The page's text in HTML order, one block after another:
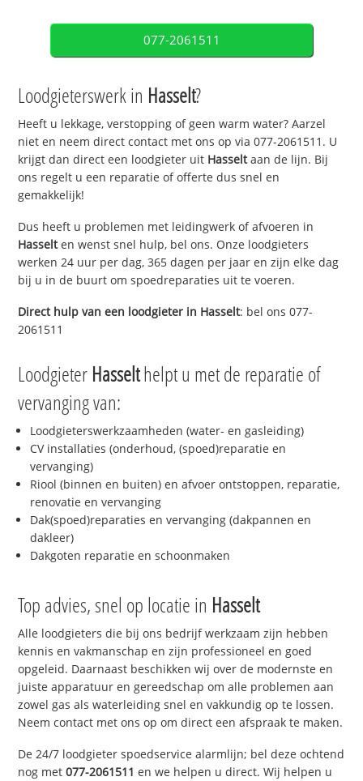
077-2061511
Loodgieterswerk in Hasselt?
Heeft u lekkage, verstopping of geen warm water? Aarzel
niet en neem direct contact met ons op via 077-2061511. U
krijgt dan direct een loodgieter uit Hasseltaan de lijn. Bij
ons regelt u een reparatie of offerte dus snel en
gemakkelijk!
Dus heeft u problemen met leidingwerk of afvoeren in
Hasselten wenst snel hulp, bel ons. Onze loodgieters
werken 24 uur per dag, 365 dagen per jaar en zijn elke dag
bij u in de buurt om spoedreparaties uit te voeren.
Direct hulp van een loodgieter in Hasselt: bel ons 077-
2061511
Loodgieter Hasselthelpt u met de reparatie of
vervanging van:
Loodgieterswerkzaamheden (water- en gasleiding)
CV installaties (onderhoud, (spoed)reparatie en
vervanging)
Riool (binnen en buiten) en afvoer ontstoppen, reparatie,
renovatie en vervanging
Dak(spoed)reparaties en vervanging (dakpannen en
dakleer)
Dakgoten reparatie en schoonmaken
Top advies, snel op locatie in Hasselt
Alle loodgieters die bij ons bedrijf werkzaam zijn hebben
kennis en vakmanschap en zijn professioneel en goed
opgeleid. Daarnaast beschikken wij over de modernste en
juiste apparatuur en gereedschap om alle problemen aan
zowel gas als waterleiding snel en vakkundig op te lossen.
Neem contact met ons op om direct een afspraak te maken.
De 24/7 loodgieter spoedservice alarmlijn; bel deze ochtend
nog met077-2061511 en we helpen u direct. Wij helpen u